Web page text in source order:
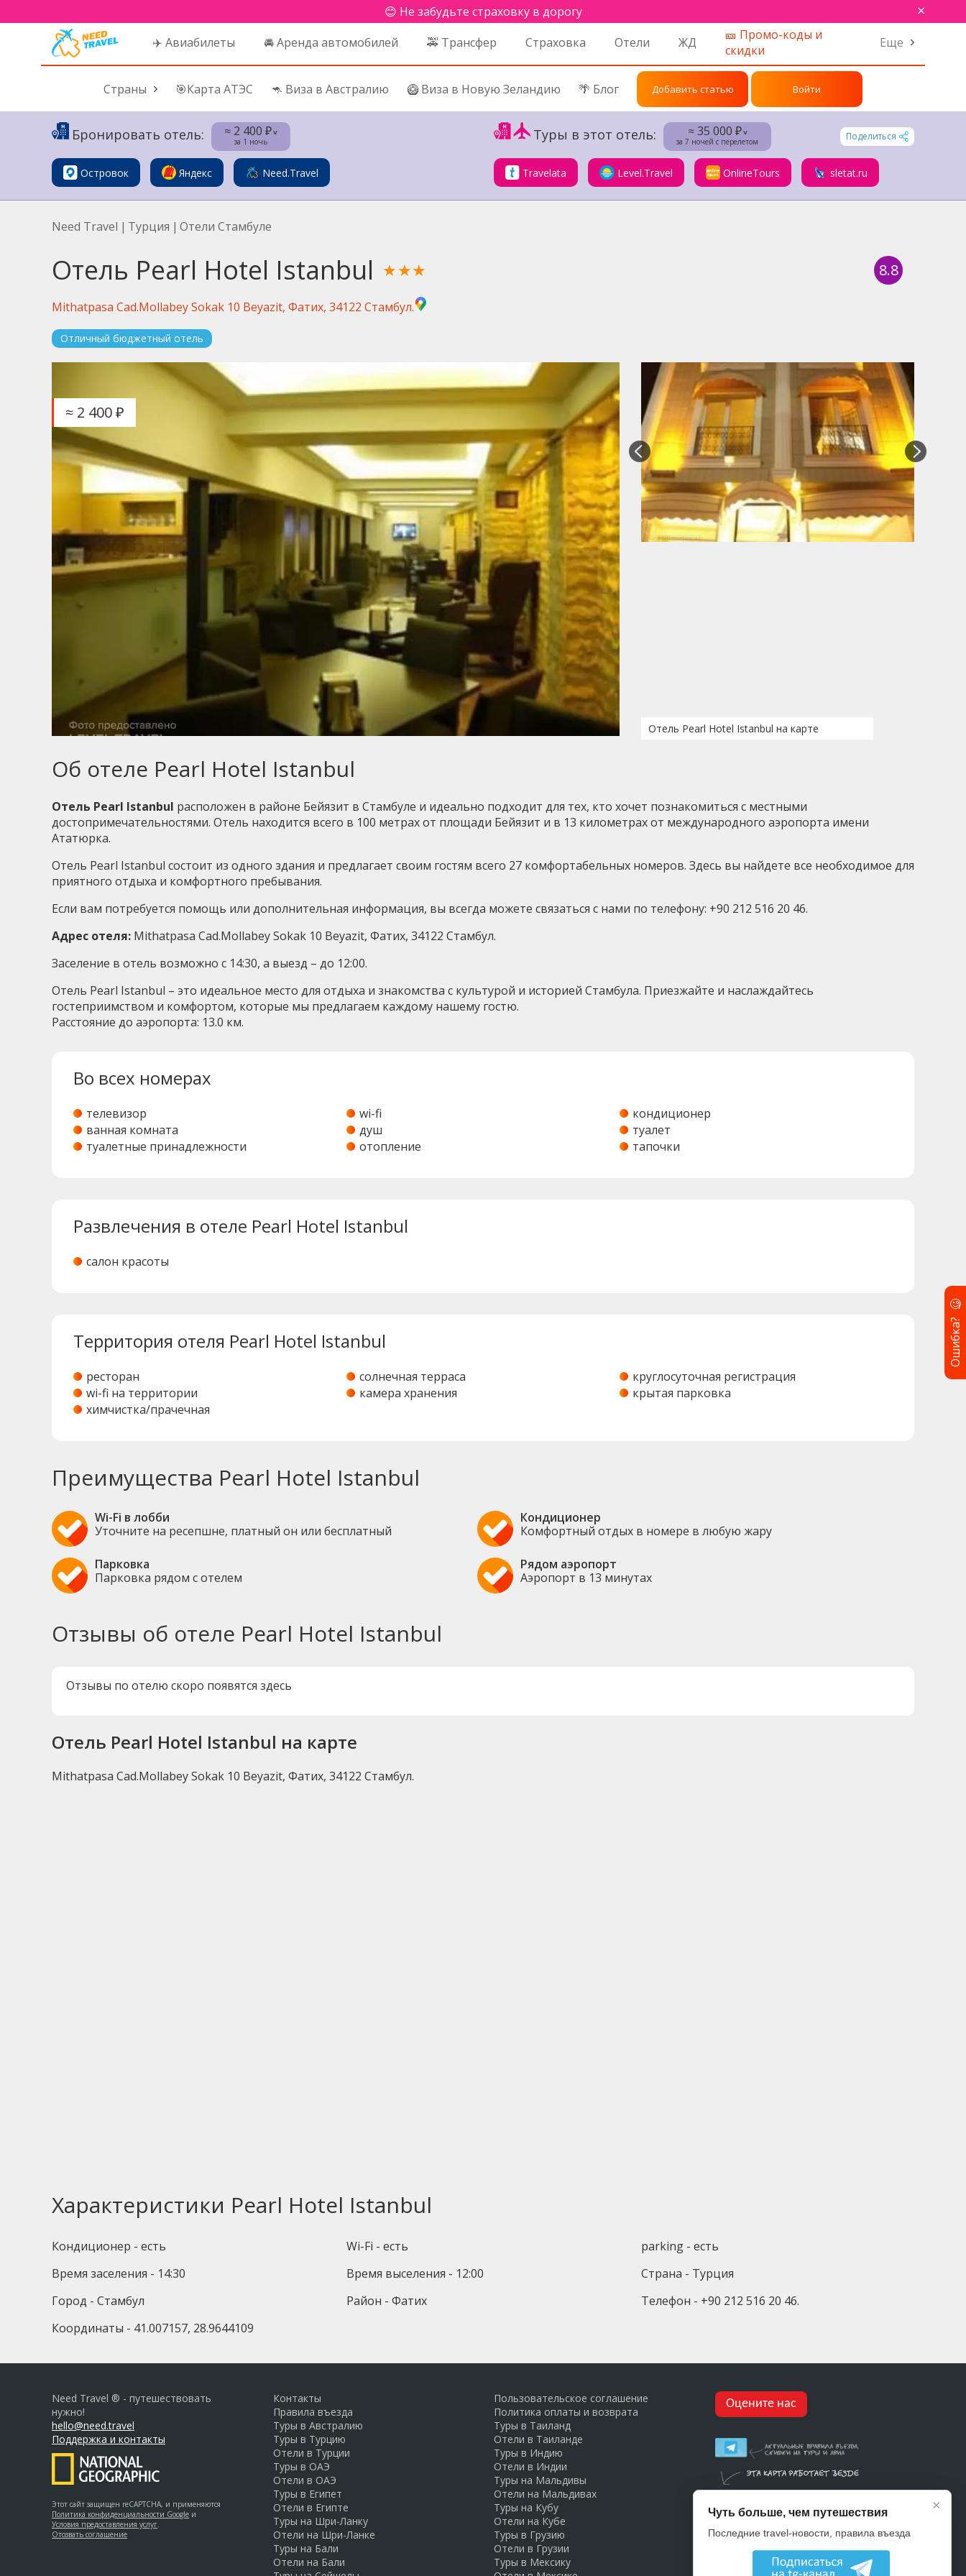
😊 Не забудьте страховку в дорогу ×
✈️ Авиабилеты 🚘 Аренда автомобилей 🚕 Трансфер Страховка Отели ЖД
🎫 Промо-коды и
скидки
Еще
Страны 🎯Карта АТЭС 🦘 Виза в Австралию 🥝 Виза в Новую Зеландию 🌴 Блог Добавить статью Войти
Бронировать отель: ≈ 2 400 ₽˅
за 1 ночь
Островок Яндекс Need.Travel
Туры в этот отель: ≈ 35 000 ₽˅
за 7 ночей с перелетом
Поделиться
Travelata Level.Travel OnlineTours sletat.ru
Need Travel | Турция | Отели Стамбуле
Отель Pearl Hotel Istanbul ★★★ 8.8
Mithatpasa Cad.Mollabey Sokak 10 Beyazit, Фатих, 34122 Стамбул.
Отличный бюджетный отель
≈ 2 400 ₽
Отель Pearl Hotel Istanbul на карте
Об отеле Pearl Hotel Istanbul
Отель Pearl Istanbul расположен в районе Бейязит в Стамбуле и идеально подходит для тех, кто хочет познакомиться с местными
достопримечательностями. Отель находится всего в 100 метрах от площади Бейязит и в 13 километрах от международного аэропорта имени
Ататюрка.
Отель Pearl Istanbul состоит из одного здания и предлагает своим гостям всего 27 комфортабельных номеров. Здесь вы найдете все необходимое для
приятного отдыха и комфортного пребывания.
Если вам потребуется помощь или дополнительная информация, вы всегда можете связаться с нами по телефону: +90 212 516 20 46.
Адрес отеля: Mithatpasa Cad.Mollabey Sokak 10 Beyazit, Фатих, 34122 Стамбул.
Заселение в отель возможно с 14:30, а выезд – до 12:00.
Отель Pearl Istanbul – это идеальное место для отдыха и знакомства с культурой и историей Стамбула. Приезжайте и наслаждайтесь
гостеприимством и комфортом, которые мы предлагаем каждому нашему гостю.
Расстояние до аэропорта: 13.0 км.
Во всех номерах
телевизор wi-fi
кондиционер
ванная комната
душ
туалет
туалетные принадлежности
отопление тапочки
Развлечения в отеле Pearl Hotel Istanbul
салон красоты
Территория отеля Pearl Hotel Istanbul
ресторан солнечная терраса
круглосуточная регистрация
wi-fi на территории
камера хранения
крытая парковка
химчистка/прачечная
Преимущества Pearl Hotel Istanbul
Wi-Fi в лобби
Уточните на ресепшне, платный он или бесплатный
Кондиционер
Комфортный отдых в номере в любую жару
Парковка
Парковка рядом с отелем
Рядом аэропорт
Аэропорт в 13 минутах
Отзывы об отеле Pearl Hotel Istanbul
Отзывы по отелю скоро появятся здесь
Отель Pearl Hotel Istanbul на карте
Mithatpasa Cad.Mollabey Sokak 10 Beyazit, Фатих, 34122 Стамбул.
Характеристики Pearl Hotel Istanbul
Кондиционер - есть Wi-Fi - есть
parking - есть
Время заселения - 14:30
Время выселения - 12:00
Страна - Турция
Город - Стамбул
Район - Фатих
Телефон - +90 212 516 20 46.
Координаты - 41.007157, 28.9644109
Need Travel ® - путешествовать
нужно!
hello@need.travel
Поддержка и контакты
Этот сайт защищен reCAPTCHA, и применяются
Политика конфиденциальности Google и
Условия предоставления услуг.
Отозвать соглашение
Контакты
Правила въезда
Туры в Австралию
Туры в Турцию
Отели в Турции
Туры в ОАЭ
Отели в ОАЭ
Туры в Египет
Отели в Египте
Туры на Шри-Ланку
Отели на Шри-Ланке
Туры на Бали
Отели на Бали
Пользовательское соглашение
Политика оплаты и возврата
Туры в Таиланд
Отели в Таиланде
Туры в Индию
Отели в Индии
Туры на Мальдивы
Отели на Мальдивах
Туры на Кубу
Отели на Кубе
Туры в Грузию
Отели в Грузии
Туры в Мексику
Оцените нас
Ошибка?
🧐
×
Чуть больше, чем путешествия
Последние travel-новости, правила въезда